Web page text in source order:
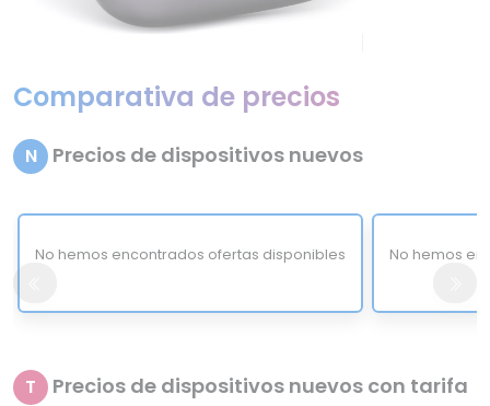
Comparativa de precios
N Precios de dispositivos nuevos
No hemos encontrados ofertas disponibles No hemos
T Precios de dispositivos nuevos con tarifa